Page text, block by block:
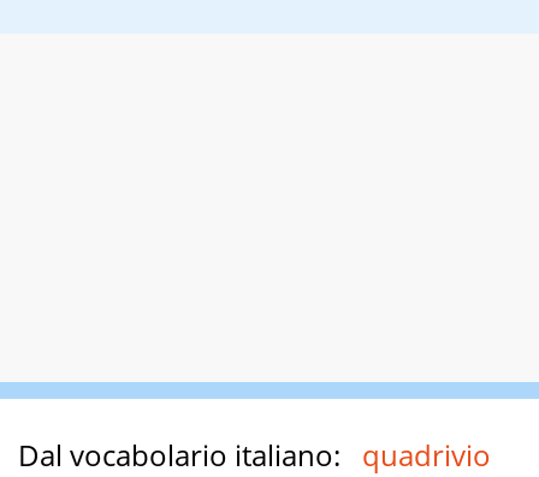
Dal vocabolario italiano: quadrivio